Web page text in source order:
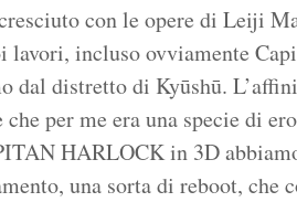
con le opere di Leiji
lavori, incluso ovviamente
dal distretto di Kyūshū.
che per me era una specie di
HARLOCK in 3D
una sorta di reboot, che